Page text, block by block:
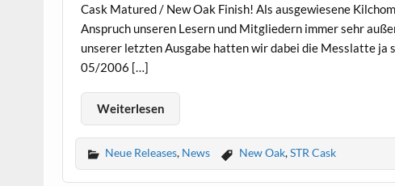
Cask Matured / New Oak Finish! Als ausgewiesene
Anspruch unseren Lesern und Mitgliedern immer sehr
unserer letzten Ausgabe hatten wir dabei die Messlatte ja
05/2006 […]
Weiterlesen
Neue Releases, News New Oak,STR Cask